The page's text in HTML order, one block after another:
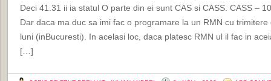
Deci 41.31 ii ia statul O parte din ei sunt CAS si CASS. CASS –
Dar daca ma duc sa imi fac o programare la un RMN cu trimitere
luni (inBucuresti). In acelasi loc, daca platesc RMN ul il fac in
[…]